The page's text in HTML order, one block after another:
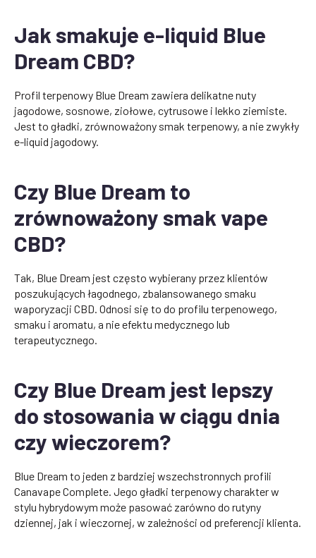
Jak smakuje e-liquid Blue
Dream CBD?
Profil terpenowy Blue Dream zawiera delikatne nuty
jagodowe, sosnowe, ziołowe, cytrusowe i lekko ziemiste.
Jest to gładki, zrównoważony smak terpenowy, a nie zwykły
e-liquid jagodowy.
Czy Blue Dream to
zrównoważony smak vape
CBD?
Tak, Blue Dream jest często wybierany przez klientów
poszukujących łagodnego, zbalansowanego smaku
waporyzacji CBD. Odnosi się to do profilu terpenowego,
smaku i aromatu, a nie efektu medycznego lub
terapeutycznego.
Czy Blue Dream jest lepszy
do stosowania w ciągu dnia
czy wieczorem?
Blue Dream to jeden z bardziej wszechstronnych profili
Canavape Complete. Jego gładki terpenowy charakter w
stylu hybrydowym może pasować zarówno do rutyny
dziennej, jak i wieczornej, w zależności od preferencji klienta.